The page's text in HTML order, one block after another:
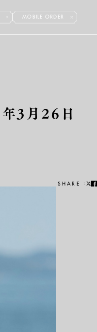
MOBILE ORDER
3月26日
SHARE :